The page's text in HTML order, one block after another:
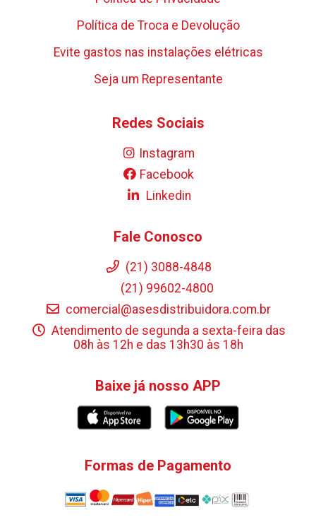
Política de Troca e Devolução
Evite gastos nas instalações elétricas
Seja um Representante
Redes Sociais
Instagram
Facebook
Linkedin
Fale Conosco
(21) 3088-4848
(21) 99602-4800
comercial@asesdistribuidora.com.br
Atendimento de segunda a sexta-feira das
08h às 12h e das 13h30 às 18h
Baixe já nosso APP
Formas de Pagamento